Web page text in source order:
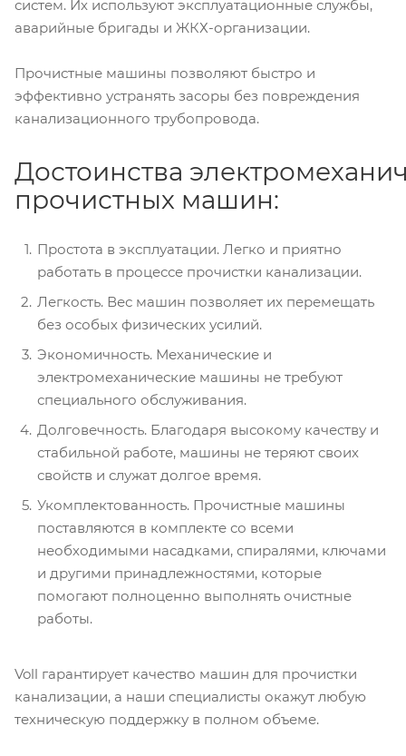
систем. Их используют эксплуатационные службы,
аварийные бригады и ЖКХ-организации.
Прочистные машины позволяют быстро и
эффективно устранять засоры без повреждения
канализационного трубопровода.
Достоинства
прочистных машин:
Простота в эксплуатации. Легко и приятно
работать в процессе прочистки канализации.
Легкость. Вес машин позволяет их перемещать
без особых физических усилий.
Экономичность. Механические и
электромеханические машины не требуют
специального обслуживания.
Долговечность. Благодаря высокому качеству и
стабильной работе, машины не теряют своих
свойств и служат долгое время.
Укомплектованность. Прочистные машины
поставляются в комплекте со всеми
необходимыми насадками, спиралями, ключами
и другими принадлежностями, которые
помогают полноценно выполнять очистные
работы.
Voll гарантирует качество машин для прочистки
канализации, а наши специалисты окажут любую
техническую поддержку в полном объеме.